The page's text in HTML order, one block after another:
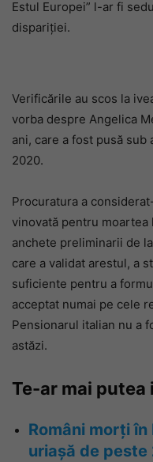
Estul Europei” l-ar fi
dispariției.
Verificările au scos la
vorba despre Angelica
ani, care a fost pusă
2020.
Procuratura a
vinovată pentru
anchete preliminarii de
care a validat arestul, a
suficiente pentru a
acceptat numai pe cele
Pensionarul italian nu a
astăzi.
Te-ar mai putea
Români morți
uriașă de peste